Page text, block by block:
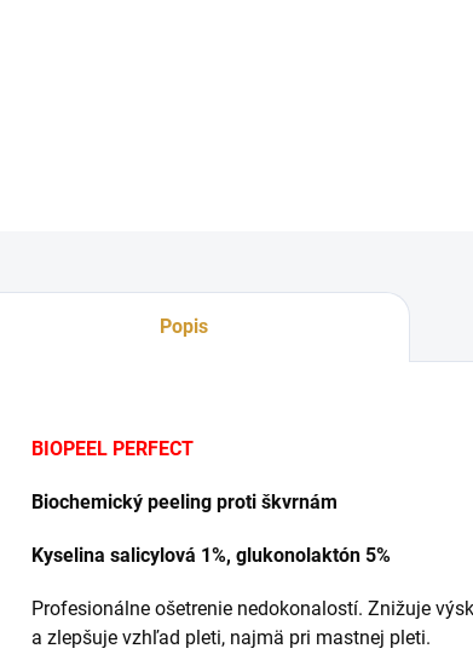
Popis
BIOPEEL PERFECT
Biochemický peeling proti škvrnám
Kyselina salicylová 1%, glukonolaktón 5%
Profesionálne ošetrenie nedokonalostí. Znižuje
a zlepšuje vzhľad pleti, najmä pri mastnej pleti.